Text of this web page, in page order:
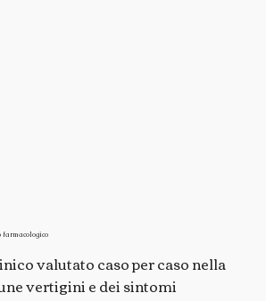
farmacologico
valutato caso per caso nella
vertigini e dei sintomi